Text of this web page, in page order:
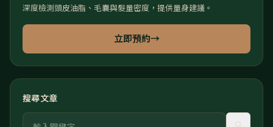
深度檢測頭皮油脂、毛囊與髮量密度，提供量身建議。
立即預約→
搜尋文章
關鍵字